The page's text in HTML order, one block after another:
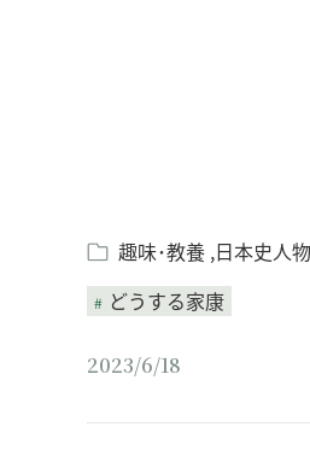
趣味･教養 日本史人
どうする家康
2023/6/18